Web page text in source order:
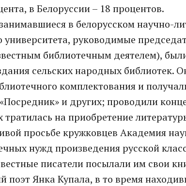
в Белоруссии – 18 процентов.
в белорусском научно-
университета, руководимые
библиотечным деятелем),
сельских народных библиотек.
комплектования и
и других; проводили
тратилась на приобретение
просьбе кружковцев Академия
нужд произведения русской
писатели посылали им свои
поэт Янка Купала, в то время